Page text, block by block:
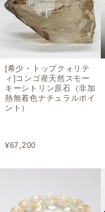
[希少・トップクォリテ
ィ]コンゴ産天然スモー
キーシトリン原石（非加
熱無着色ナチュラルポイ
ント）
¥67,200